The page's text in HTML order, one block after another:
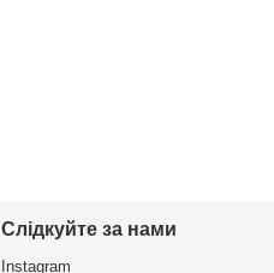
Слідкуйте за нами
Instagram